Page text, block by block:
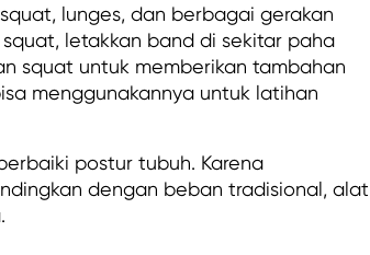
lunges, dan berbagai gerakan
letakkan band di sekitar paha
squat untuk memberikan tambahan
menggunakannya untuk latihan
postur tubuh. Karena
dengan beban tradisional, alat